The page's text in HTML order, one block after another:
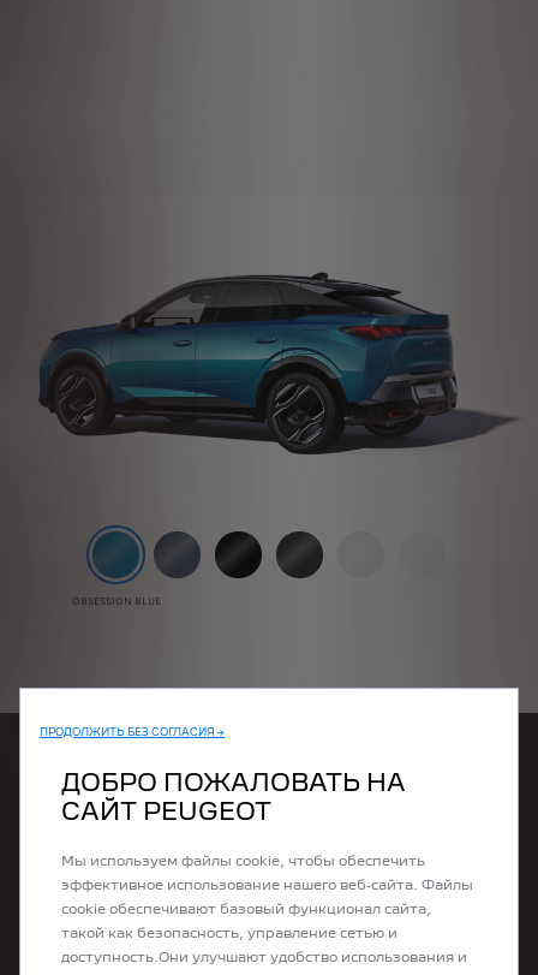
OBSESSION BLUE
ПРОДОЛЖИТЬ БЕЗ СОГЛАСИЯ →
ДОБРО ПОЖАЛОВАТЬ НА
САЙТ PEUGEOT
Мы используем файлы cookie, чтобы обеспечить
эффективное использование нашего веб-сайта. Файлы
cookie обеспечивают базовый функционал сайта,
такой как безопасность, управление сетью и
доступность.Они улучшают удобство использования и